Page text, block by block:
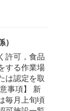
許可，食品
する作業場
は認定を取
事項】 新
毎月上旬頃